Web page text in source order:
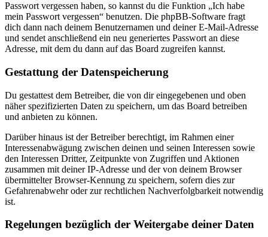
Passwort vergessen haben, so kannst du die Funktion „Ich habe
mein Passwort vergessen“ benutzen. Die phpBB-Software fragt
dich dann nach deinem Benutzernamen und deiner E-Mail-Adresse
und sendet anschließend ein neu generiertes Passwort an diese
Adresse, mit dem du dann auf das Board zugreifen kannst.
Gestattung der Datenspeicherung
Du gestattest dem Betreiber, die von dir eingegebenen und oben
näher spezifizierten Daten zu speichern, um das Board betreiben
und anbieten zu können.
Darüber hinaus ist der Betreiber berechtigt, im Rahmen einer
Interessenabwägung zwischen deinen und seinen Interessen sowie
den Interessen Dritter, Zeitpunkte von Zugriffen und Aktionen
zusammen mit deiner IP-Adresse und der von deinem Browser
übermittelter Browser-Kennung zu speichern, sofern dies zur
Gefahrenabwehr oder zur rechtlichen Nachverfolgbarkeit notwendig
ist.
Regelungen bezüglich der Weitergabe deiner Daten